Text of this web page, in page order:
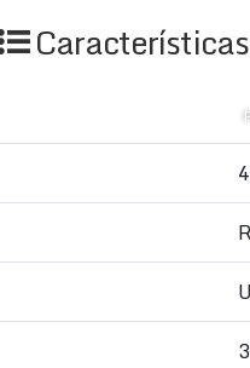
m²
adulto e infantil
com segurança (alarme
de ginástica na